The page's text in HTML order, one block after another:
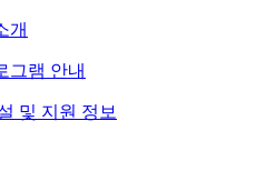
개
그램 안내
및 지원 정보